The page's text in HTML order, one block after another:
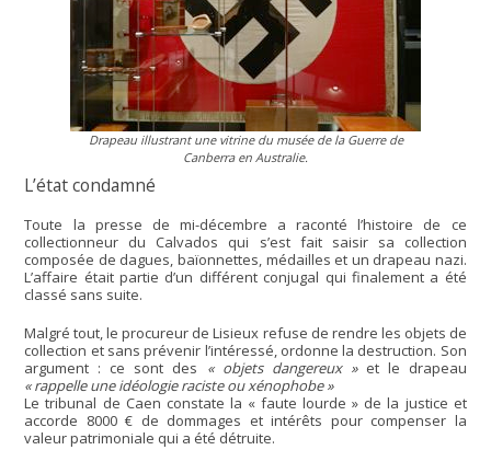
Drapeau illustrant une vitrine du musée de la Guerre de
Canberra en Australie.
L’état condamné
Toute la presse de mi-décembre a raconté l’histoire de ce
collectionneur du Calvados qui s’est fait saisir sa collection
composée de dagues, baïonnettes, médailles et un drapeau nazi.
L’affaire était partie d’un différent conjugal qui finalement a été
classé sans suite.
Malgré tout, le procureur de Lisieux refuse de rendre les objets de
collection et sans prévenir l’intéressé, ordonne la destruction. Son
argument : ce sont des « objets dangereux »et le drapeau
« rappelle une idéologie raciste ou xénophobe »
Le tribunal de Caen constate la « faute lourde » de la justice et
accorde 8000 € de dommages et intérêts pour compenser la
valeur patrimoniale qui a été détruite.